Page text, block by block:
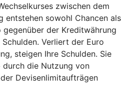
zwischen dem
entstehen sowohl Chancen als
gegenüber der Kreditwährung
Verliert der Euro
steigen Ihre Schulden. Sie
durch die Nutzung von
Devisenlimitaufträgen